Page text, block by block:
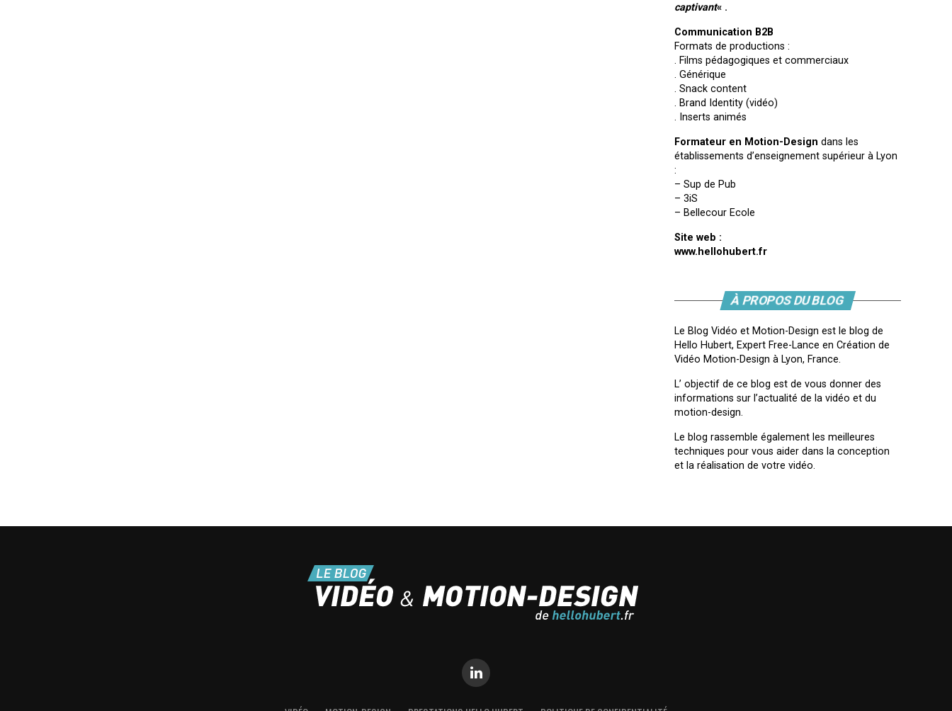
captivant« .
Communication B2B
Formats de productions :
. Films pédagogiques et commerciaux
. Générique
. Snack content
. Brand Identity (vidéo)
. Inserts animés
Formateur en Motion-Design dans les
établissements d’enseignement supérieur à Lyon
:
– Sup de Pub
– 3iS
– Bellecour Ecole
Site web :
www.hellohubert.fr
À PROPOS DU BLOG
Le Blog Vidéo et Motion-Design est le blog de
Hello Hubert, Expert Free-Lance en Création de
Vidéo Motion-Design à Lyon, France.
L’ objectif de ce blog est de vous donner des
informations sur l’actualité de la vidéo et du
motion-design.
Le blog rassemble également les meilleures
techniques pour vous aider dans la conception
et la réalisation de votre vidéo.